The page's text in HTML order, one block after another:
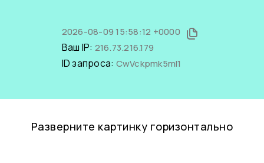
2026-08-09 15:58:12 +0000
Ваш IP: 216.73.216.179
ID запроса: CwVckpmk5mI1
Разверните картинку горизонтально